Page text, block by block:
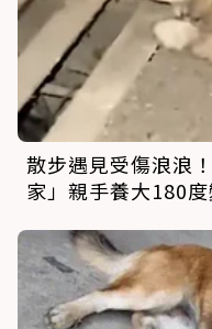
散步遇見受傷浪浪
家」親手養大180